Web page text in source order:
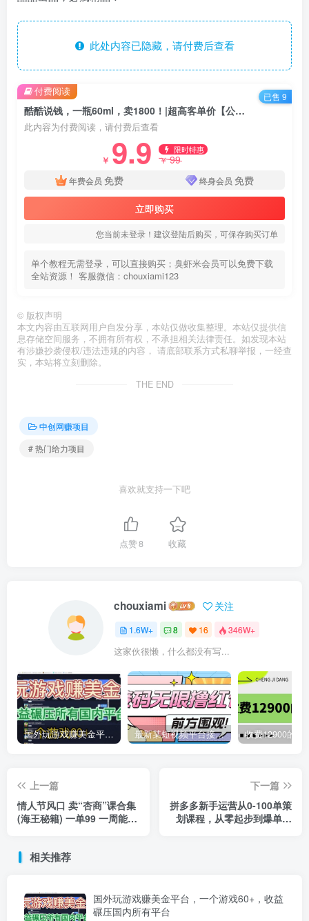
此处内容已隐藏，请付费后查看
酷酷说钱，一瓶60ml，卖1800！|超高客单价【公众号付费文章】
此内容为付费阅读，请付费后查看
￥ 9.9 限时特惠
￥99
年费会员 免费 终身会员 免费
立即购买
您当前未登录！建议登陆后购买，可保存购买订单
单个教程无需登录，可以直接购买；臭虾米会员可以免费下载
全站资源！ 客服微信：chouxiami123
付费阅读 已售 9
© 版权声明
本文内容由互联网用户自发分享，本站仅做收集整理。本站仅提供信
息存储空间服务，不拥有所有权，不承担相关法律责任。如发现本站
有涉嫌抄袭侵权/违法违规的内容， 请底部联系方式私聊举报，一经查
实，本站将立刻删除。
THE END
中创网赚项目
# 热门给力项目
喜欢就支持一下吧
点赞8 收藏
chouxiami 关注
1.6W+ 8 16 346W+
这家伙很懒，什么都没有写...
国外玩游戏赚美金平台，一个游戏60+，收益碾压国内所有平台 最新某短视频平台接码看广告，无限撸1.3元项目【软件+详细操作教程】
上一篇
情人节风口 卖“杏商”课合集
(海王秘籍) 一单99 一周能卖
下一篇
拼多多新手运营从0-100单策
划课程，从零起步到爆单详
相关推荐
国外玩游戏赚美金平台，一个游戏60+，收益
碾压国内所有平台